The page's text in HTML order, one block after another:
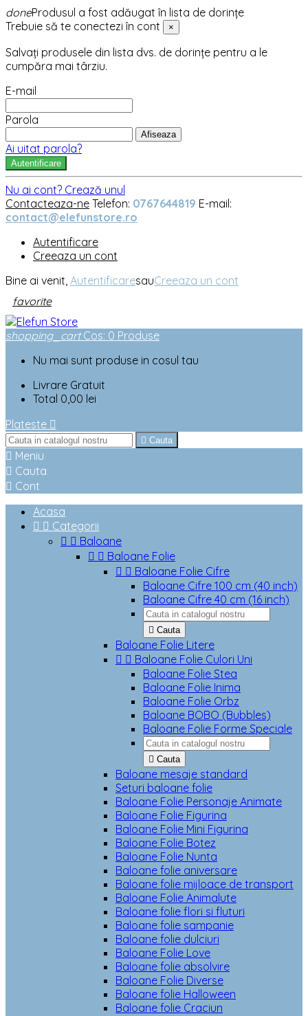
doneProdusul a fost adăugat în lista de dorințe
Trebuie să te conectezi în cont
×
Salvați produsele din lista dvs. de dorințe pentru a le
cumpăra mai târziu.
E-mail
Parola
Afiseaza
Ai uitat parola?
Autentificare
Nu ai cont? Crează unul
Contacteaza-ne Telefon: 0767644819 E-mail:
contact@elefunstore.ro
Autentificare
Creeaza un cont
Bine ai venit, AutentificaresauCreeaza un cont
favorite
shopping_cart Cos: 0 Produse
Nu mai sunt produse in cosul tau
Livrare Gratuit
Total 0,00 lei
Plateste 
 Cauta
 Meniu
 Cauta
 Cont
Acasa
  Categorii
  Baloane
  Baloane Folie
  Baloane Folie Cifre
Baloane Cifre 100 cm (40 inch)
Baloane Cifre 40 cm (16 inch)
 Cauta
Baloane Folie Litere
  Baloane Folie Culori Uni
Baloane Folie Stea
Baloane Folie Inima
Baloane Folie Orbz
Baloane BOBO (Bubbles)
Baloane Folie Forme Speciale
 Cauta
Baloane mesaje standard
Seturi baloane folie
Baloane Folie Personaje Animate
Baloane Folie Figurina
Baloane Folie Mini Figurina
Baloane Folie Botez
Baloane Folie Nunta
Baloane folie aniversare
Baloane folie mijloace de transport
Baloane Folie Animalute
Baloane folie flori si fluturi
Baloane folie sampanie
Baloane folie dulciuri
Baloane Folie Love
Baloane folie absolvire
Baloane Folie Diverse
Baloane folie Halloween
Baloane folie Craciun